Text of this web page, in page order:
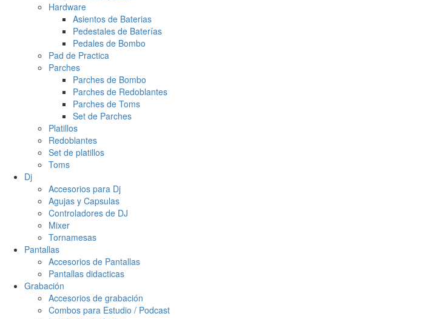
Hardware
Asientos de Baterias
Pedestales de Baterías
Pedales de Bombo
Pad de Practica
Parches
Parches de Bombo
Parches de Redoblantes
Parches de Toms
Set de Parches
Platillos
Redoblantes
Set de platillos
Toms
Dj
Accesorios para Dj
Agujas y Capsulas
Controladores de DJ
Mixer
Tornamesas
Pantallas
Accesorios de Pantallas
Pantallas didacticas
Grabación
Accesorios de grabación
Combos para Estudio / Podcast